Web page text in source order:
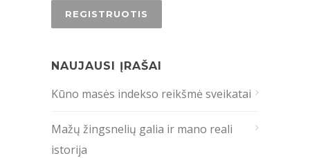
NAUJAUSI ĮRAŠAI
Kūno masės indekso reikšmė sveikatai
Mažų žingsnelių galia ir mano reali
istorija